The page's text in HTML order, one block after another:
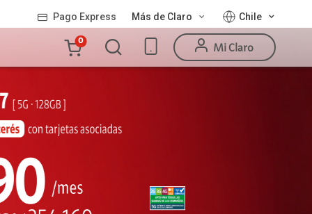
Pago Express Más de Claro Chile
Mi Claro
Carro
la
0